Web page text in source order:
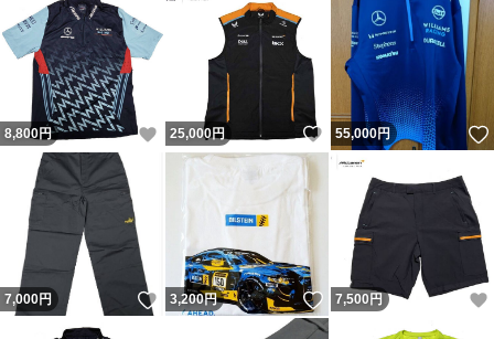
8,800円 いいね！
25,000円 いいね！
55,000円
7,000円 いいね！
3,200円 いいね！
7,500 円